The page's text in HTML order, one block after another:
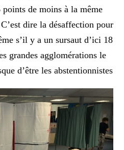
de moins à la même
dire la désaffection pour
s’il y a un sursaut d’ici 18
grandes agglomérations le
d’être les abstentionnistes